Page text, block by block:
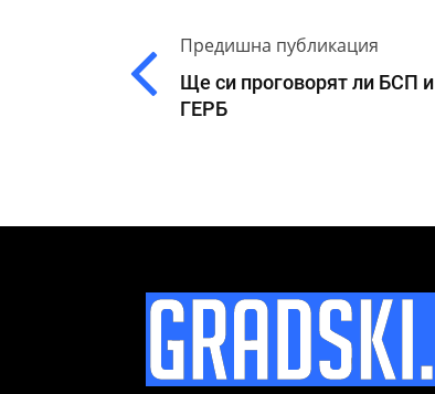
Предишна публикация
Ще си проговорят ли БСП и
ГЕРБ